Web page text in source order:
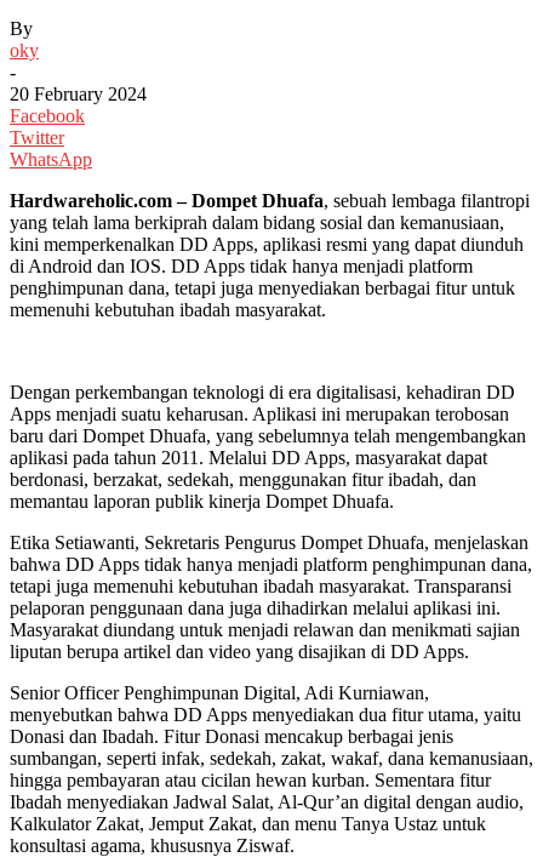
By
oky
-
20 February 2024
Facebook
Twitter
WhatsApp
Hardwareholic.com – Dompet Dhuafa, sebuah lembaga filantropi
yang telah lama berkiprah dalam bidang sosial dan kemanusiaan,
kini memperkenalkan DD Apps, aplikasi resmi yang dapat diunduh
di Android dan IOS. DD Apps tidak hanya menjadi platform
penghimpunan dana, tetapi juga menyediakan berbagai fitur untuk
memenuhi kebutuhan ibadah masyarakat.
Dengan perkembangan teknologi di era digitalisasi, kehadiran DD
Apps menjadi suatu keharusan. Aplikasi ini merupakan terobosan
baru dari Dompet Dhuafa, yang sebelumnya telah mengembangkan
aplikasi pada tahun 2011. Melalui DD Apps, masyarakat dapat
berdonasi, berzakat, sedekah, menggunakan fitur ibadah, dan
memantau laporan publik kinerja Dompet Dhuafa.
Etika Setiawanti, Sekretaris Pengurus Dompet Dhuafa, menjelaskan
bahwa DD Apps tidak hanya menjadi platform penghimpunan dana,
tetapi juga memenuhi kebutuhan ibadah masyarakat. Transparansi
pelaporan penggunaan dana juga dihadirkan melalui aplikasi ini.
Masyarakat diundang untuk menjadi relawan dan menikmati sajian
liputan berupa artikel dan video yang disajikan di DD Apps.
Senior Officer Penghimpunan Digital, Adi Kurniawan,
menyebutkan bahwa DD Apps menyediakan dua fitur utama, yaitu
Donasi dan Ibadah. Fitur Donasi mencakup berbagai jenis
sumbangan, seperti infak, sedekah, zakat, wakaf, dana kemanusiaan,
hingga pembayaran atau cicilan hewan kurban. Sementara fitur
Ibadah menyediakan Jadwal Salat, Al-Qur’an digital dengan audio,
Kalkulator Zakat, Jemput Zakat, dan menu Tanya Ustaz untuk
konsultasi agama, khususnya Ziswaf.